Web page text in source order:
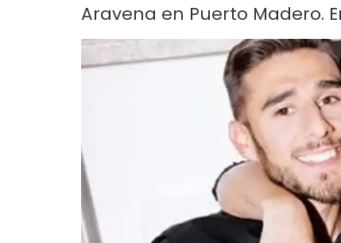
Aravena en Puerto Madero.